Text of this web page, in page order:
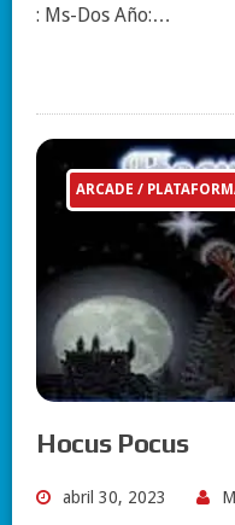
: Ms-Dos Año:…
ARCADE /
Hocus Pocus
abril 30, 2023